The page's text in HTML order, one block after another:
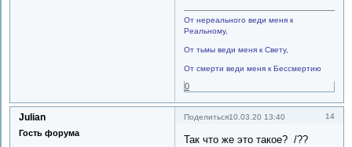
От нереального веди меня к
Реальному,
От тьмы веди меня к Свету,
От смерти веди меня к Бессмертию
0
Поделиться 14
10.03.20 13:40
Julian
Гость форума
Так что же это такое? /??